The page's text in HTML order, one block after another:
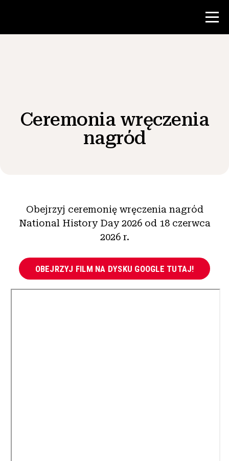
Wiadomości i wydarzenia
Ceremonia wręczenia
nagród
Obejrzyj ceremonię wręczenia nagród
National History Day 2026 od 18 czerwca
2026 r.
OBEJRZYJ FILM NA DYSKU GOOGLE TUTAJ!